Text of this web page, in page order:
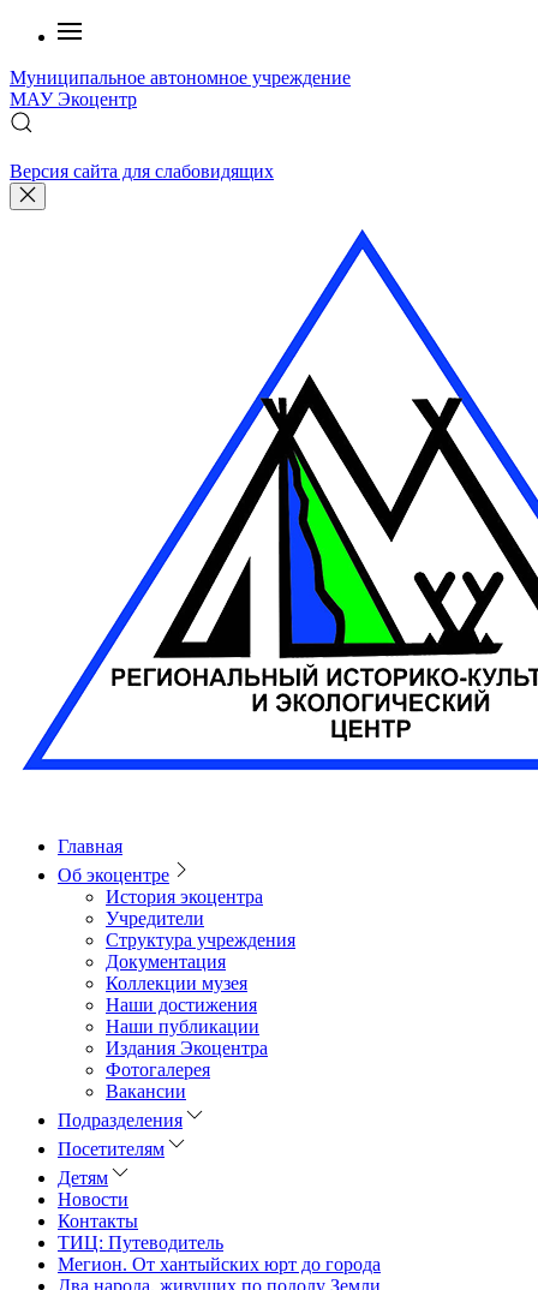
Муниципальное автономное учреждение
МАУЭкоцентр
Версия сайта для слабовидящих
Главная
Об экоцентре
История экоцентра
Учредители
Структура учреждения
Документация
Коллекции музея
Наши достижения
Наши публикации
Издания Экоцентра
Фотогалерея
Вакансии
Подразделения
Посетителям
Детям
Новости
Контакты
ТИЦ: Путеводитель
Мегион. От хантыйских юрт до города
Два народа, живущих по подолу Земли